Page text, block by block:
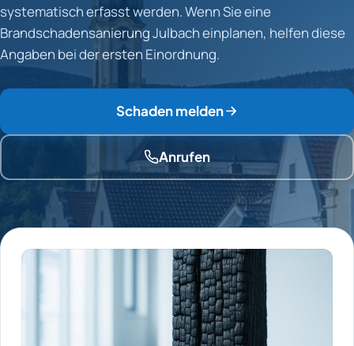
systematisch erfasst werden. Wenn Sie eine
Brandschadensanierung Julbach einplanen, helfen diese
Angaben bei der ersten Einordnung.
Schaden melden
Anrufen